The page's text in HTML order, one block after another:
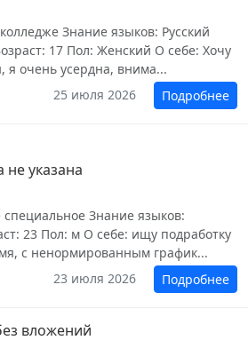
Знание языков: Русский
17 Пол: Женский О себе: Хочу
я очень усердна, внима...
25 июля 2026
Подробнее
не указана
Знание языков:
23 Пол: м О себе: ищу подработку
с ненормированным график...
23 июля 2026
Подробнее
вложений